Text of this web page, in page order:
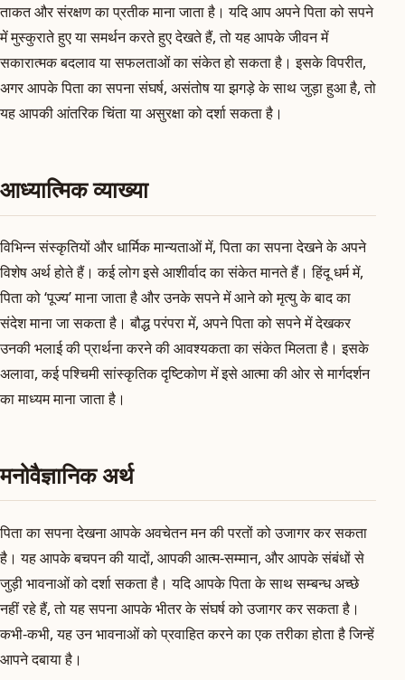
ताकत और संरक्षण का प्रतीक माना जाता है। यदि आप अपने पिता को सपने
में मुस्कुराते हुए या समर्थन करते हुए देखते हैं, तो यह आपके जीवन में
सकारात्मक बदलाव या सफलताओं का संकेत हो सकता है। इसके विपरीत,
अगर आपके पिता का सपना संघर्ष, असंतोष या झगड़े के साथ जुड़ा हुआ है, तो
यह आपकी आंतरिक चिंता या असुरक्षा को दर्शा सकता है।
आध्यात्मिक व्याख्या
विभिन्न संस्कृतियों और धार्मिक मान्यताओं में, पिता का सपना देखने के अपने
विशेष अर्थ होते हैं। कई लोग इसे आशीर्वाद का संकेत मानते हैं। हिंदू धर्म में,
पिता को ‘पूज्य’ माना जाता है और उनके सपने में आने को मृत्यु के बाद का
संदेश माना जा सकता है। बौद्ध परंपरा में, अपने पिता को सपने में देखकर
उनकी भलाई की प्रार्थना करने की आवश्यकता का संकेत मिलता है। इसके
अलावा, कई पश्चिमी सांस्कृतिक दृष्टिकोण में इसे आत्मा की ओर से मार्गदर्शन
का माध्यम माना जाता है।
मनोवैज्ञानिक अर्थ
पिता का सपना देखना आपके अवचेतन मन की परतों को उजागर कर सकता
है। यह आपके बचपन की यादों, आपकी आत्म-सम्मान, और आपके संबंधों से
जुड़ी भावनाओं को दर्शा सकता है। यदि आपके पिता के साथ सम्बन्ध अच्छे
नहीं रहे हैं, तो यह सपना आपके भीतर के संघर्ष को उजागर कर सकता है।
कभी-कभी, यह उन भावनाओं को प्रवाहित करने का एक तरीका होता है जिन्हें
आपने दबाया है।